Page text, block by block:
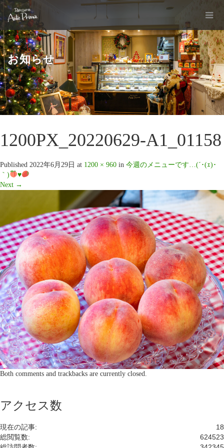
お知らせ
1200PX_20220629-A1_01158
Published 2022年6月29日 at 1200 × 960 in 今週のメニューです…(´･(ｪ)･
｀)
♥️
Next →
Both comments and trackbacks are currently closed.
アクセス数
18
現在の記事:
624523
総閲覧数: